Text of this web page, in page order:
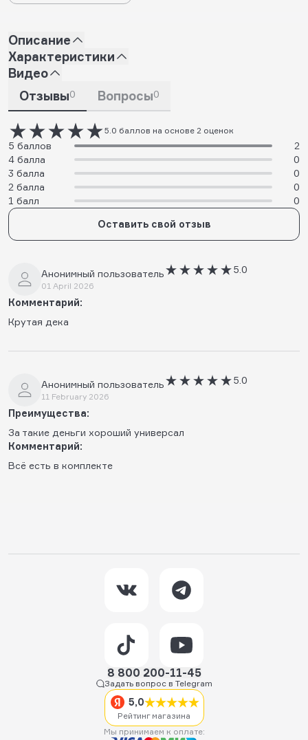
Описание
Характеристики
Видео
Отзывы0 Вопросы0
5.0 баллов на основе 2 оценок
5 баллов
2
4 балла
0
3 балла
0
2 балла
0
1 балл
0
Оставить свой отзыв
Анонимный пользователь
01 April 2026
5.0
Комментарий:
Крутая дека
Анонимный пользователь
11 February 2026
5.0
Преимущества:
За такие деньги хороший универсал
Комментарий:
Всё есть в комплекте
8 800 200-11-45
Задать вопрос в Telegram
5,0
Рейтинг магазина
Мы принимаем к оплате: